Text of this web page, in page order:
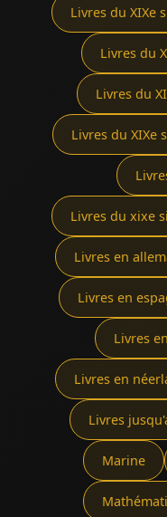
Livres du XIXe
Livres du
Livres du
Livres du XIXe
Livres du xixe
Livres en
Livres en
Livres
Livres en
Livres
Marine